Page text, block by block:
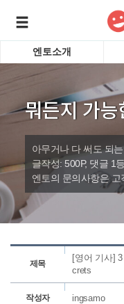
학습도우미
바로가기
엔토소개
뭐든지 가
아무거나 다 써도 되
글작성: 500P, 댓글 1
엔토의 문의사항은 고
제목
[영어 기사]
crets
작성자 ingsamo